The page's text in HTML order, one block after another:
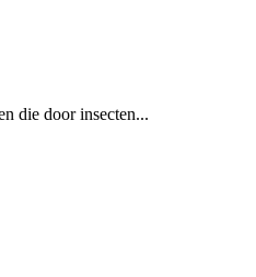
die door insecten...